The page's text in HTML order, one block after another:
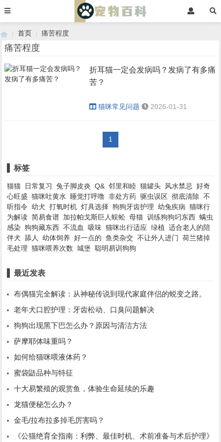
›
首页
›
痛苦程度
痛苦程度
折耳猫一定会发病吗？发病了有多痛
苦？
猫咪常见问题 2026-01-31
1
标签
猫猫 日常复习 兔子脚皮炎 Q& 邻里和睦 猫罐头 风水禁忌 好奇
心旺盛 猫咪吐黄水 睡觉打呼噜 非处方药 驱虫误区 彻底清除 不
听指令 幼犬 打氧时机 灯具选择 狗狗牙齿护理 幼兔疾病 猫咪行
为解读 简易食谱 加拉帕戈斯巨人蜈蚣 母猫 训练狗狗叼东西 螨虫
感染 狗狗藏东西 不流血 吸味 猫咪出行适应 绿植 适合老人的陪
伴犬 舔人 幼体饲养 好一点的 鱼类杂交 不让外人进门 荷兰猪掉
毛处理 猫咪喂养次数 城堡 聪明易训狗狗
最近发表
布偶猫完全解读：从神秘传说到现代家庭伴侣的蜕变之路。
老年犬口腔护理：牙齿松动、口臭问题解决
狗狗出现黑下巴怎么办？原因与清洁方法
萨摩耶体味重吗？
如何给猫咪喂液体药？
蜜袋鼯品种与特征
十大易繁殖的观赏鱼，体验生命延续的乐趣
龙猫便秘怎么办？
金毛/拉布拉多掉毛厉害吗？
《公猫绝育全指南：利弊、最佳时机、术前准备与术后护理》